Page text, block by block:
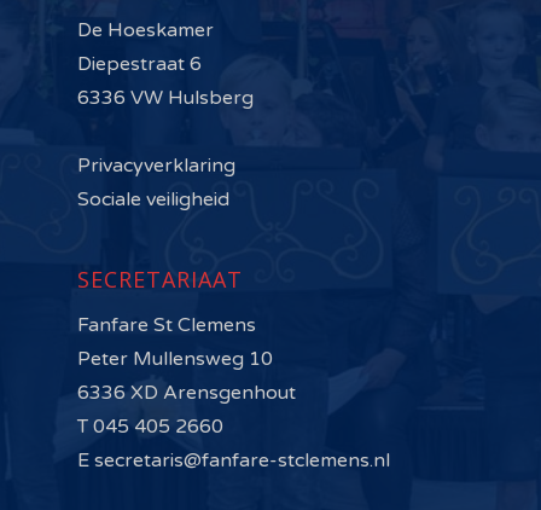
De Hoeskamer
Diepestraat 6
6336 VW Hulsberg
Privacyverklaring
Sociale veiligheid
SECRETARIAAT
Fanfare St Clemens
Peter Mullensweg 10
6336 XD Arensgenhout
T 045 405 2660
E secretaris@fanfare-stclemens.nl